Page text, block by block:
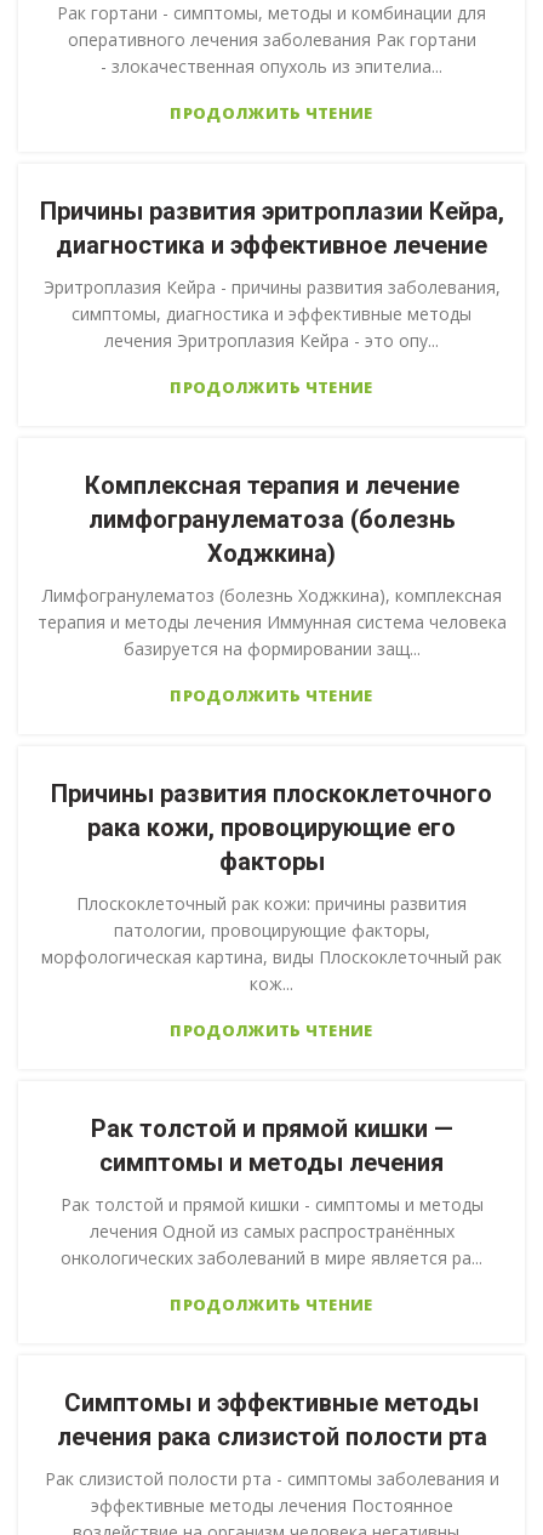
Рак гортани - симптомы, методы и комбинации для
оперативного лечения заболевания Рак гортани
- злокачественная опухоль из эпителиа...
ПРОДОЛЖИТЬ ЧТЕНИЕ
Причины развития эритроплазии Кейра,
диагностика и эффективное лечение
Эритроплазия Кейра - причины развития заболевания,
симптомы, диагностика и эффективные методы
лечения Эритроплазия Кейра - это опу...
ПРОДОЛЖИТЬ ЧТЕНИЕ
Комплексная терапия и лечение
лимфогранулематоза (болезнь
Ходжкина)
Лимфогранулематоз (болезнь Ходжкина), комплексная
терапия и методы лечения Иммунная система человека
базируется на формировании защ...
ПРОДОЛЖИТЬ ЧТЕНИЕ
Причины развития плоскоклеточного
рака кожи, провоцирующие его
факторы
Плоскоклеточный рак кожи: причины развития
патологии, провоцирующие факторы,
морфологическая картина, виды Плоскоклеточный рак
кож...
ПРОДОЛЖИТЬ ЧТЕНИЕ
Рак толстой и прямой кишки —
симптомы и методы лечения
Рак толстой и прямой кишки - симптомы и методы
лечения Одной из самых распространённых
онкологических заболеваний в мире является ра...
ПРОДОЛЖИТЬ ЧТЕНИЕ
Симптомы и эффективные методы
лечения рака слизистой полости рта
Рак слизистой полости рта - симптомы заболевания и
эффективные методы лечения Постоянное